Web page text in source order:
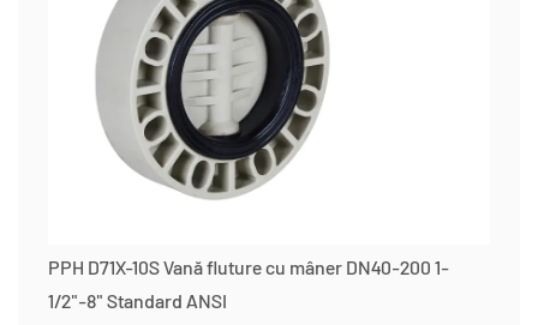
PPH D71X-10S Vană fluture cu mâner DN40-200 1-
1/2"-8" Standard ANSI